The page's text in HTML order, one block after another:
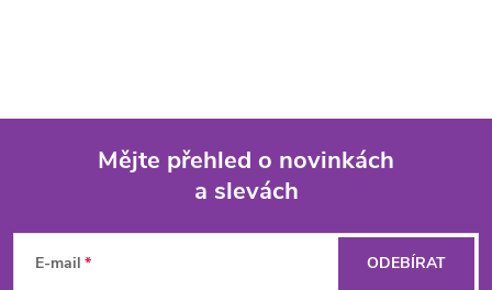
a
Mějte přehled o novinkách
a slevách
E-mail ODEBÍRAT